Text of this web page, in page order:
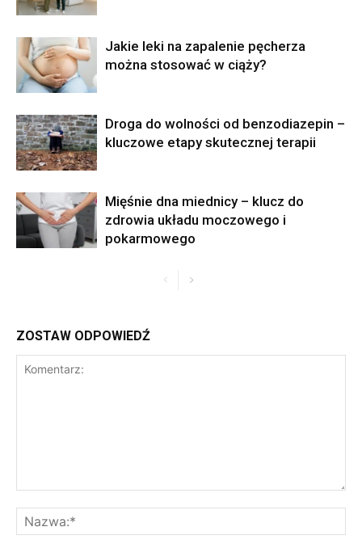
Jakie leki na zapalenie pęcherza
można stosować w ciąży?
Droga do wolności od benzodiazepin –
kluczowe etapy skutecznej terapii
Mięśnie dna miednicy – klucz do
zdrowia układu moczowego i
pokarmowego
ZOSTAW ODPOWIEDŹ